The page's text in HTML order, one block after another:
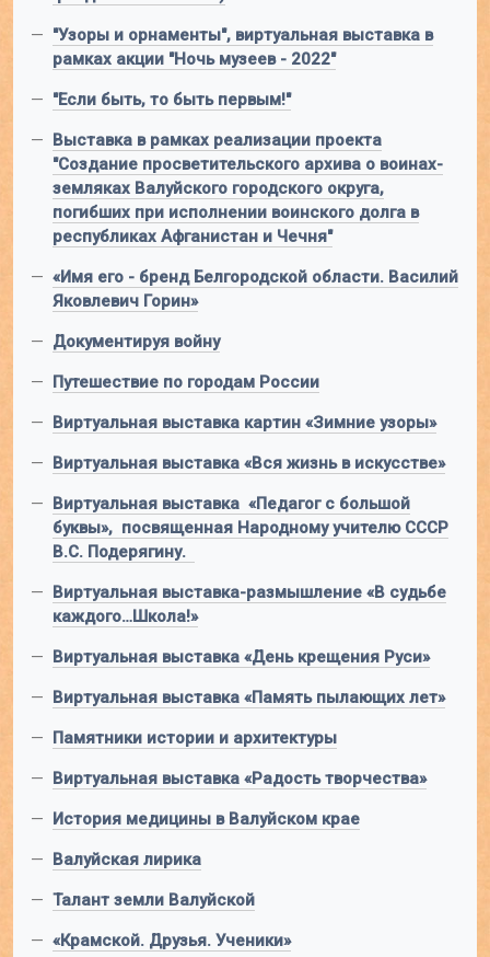
— "Узоры и орнаменты", виртуальная выставка в
рамках акции "Ночь музеев - 2022"
— "Если быть, то быть первым!"
— Выставка в рамках реализации проекта
"Создание просветительского архива о воинах-
земляках Валуйского городского округа,
погибших при исполнении воинского долга в
республиках Афганистан и Чечня"
— «Имя его - бренд Белгородской области. Василий
Яковлевич Горин»
— Документируя войну
— Путешествие по городам России
— Виртуальная выставка картин «Зимние узоры»
— Виртуальная выставка «Вся жизнь в искусстве»
— Виртуальная выставка «Педагог с большой
буквы», посвященная Народному учителю СССР
В.С. Подерягину.
— Виртуальная выставка-размышление «В судьбе
каждого…Школа!»
— Виртуальная выставка «День крещения Руси»
— Виртуальная выставка «Память пылающих лет»
— Памятники истории и архитектуры
— Виртуальная выставка «Радость творчества»
— История медицины в Валуйском крае
— Валуйская лирика
— Талант земли Валуйской
— «Крамской. Друзья. Ученики»